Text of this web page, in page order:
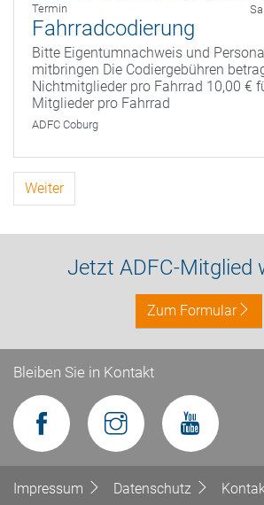
Termin
Fahrradcodierung
Bitte Eigentumnachweis und
mitbringen Die Codiergebühren
Nichtmitglieder pro Fahrrad 10,00 €
Mitglieder pro Fahrrad
ADFC Coburg
Weiter
Jetzt ADFC-Mitglied
Zum Formular
Bleiben Sie in Kontakt
Impressum Datenschutz